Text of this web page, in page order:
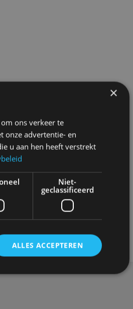
Gadgets
×
ons verkeer te
onze advertentie- en
u aan hen heeft verstrekt
Niet-
geclassificeerd
ALLES ACCEPTEREN